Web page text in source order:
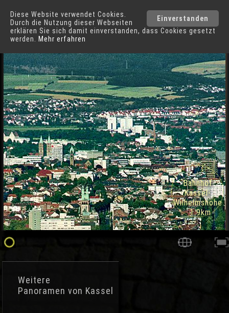
Einverstanden
Diese Website verwendet Cookies.
Durch die Nutzung dieser Webseiten
erklären Sie sich damit einverstanden, dass Cookies gesetzt
werden.
Mehr erfahren
Kassel Städte
Bahnhof
Kassel-
Wilhelmshöhe
1.9km
Weitere
Panoramen von Kassel